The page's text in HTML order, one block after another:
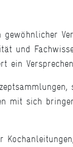
und
mit sich